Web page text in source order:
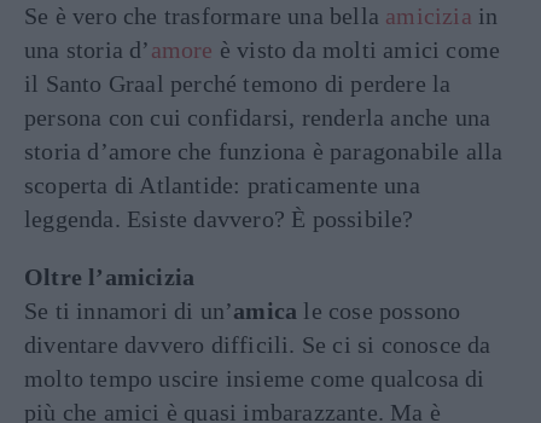
Se è vero che trasformare una bella amicizia in
una storia d’amore è visto da molti amici come
il Santo Graal perché temono di perdere la
persona con cui confidarsi, renderla anche una
storia d’amore che funziona è paragonabile alla
scoperta di Atlantide: praticamente una
leggenda. Esiste davvero? È possibile?
Oltre l’amicizia
Se ti innamori di un’amica le cose possono
diventare davvero difficili. Se ci si conosce da
molto tempo uscire insieme come qualcosa di
più che amici è quasi imbarazzante. Ma è